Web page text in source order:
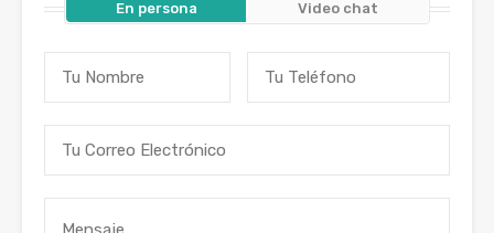
En persona Video chat